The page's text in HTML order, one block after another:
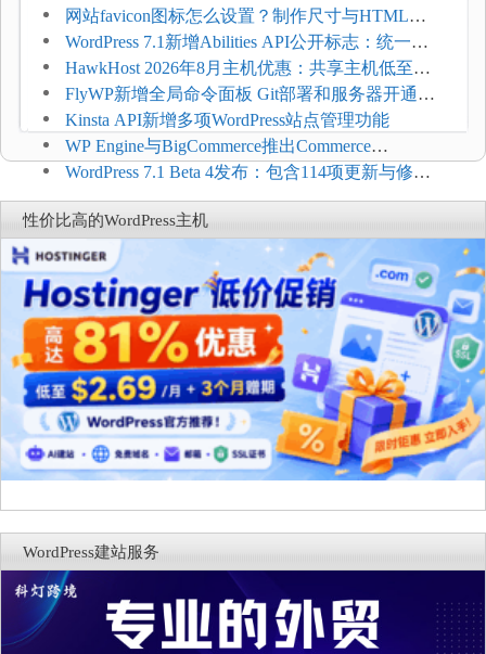
压和订单延迟
网站favicon图标怎么设置？制作尺寸与HTML添
加方法
WordPress 7.1新增Abilities API公开标志：统一支
持REST API、MCP与AI代理
HawkHost 2026年8月主机优惠：共享主机低至
$2.61/月，高性能主机同步折扣
FlyWP新增全局命令面板 Git部署和服务器开通更
方便
Kinsta API新增多项WordPress站点管理功能
WP Engine与BigCommerce推出Commerce
Connect：WordPress商店可保留前台体验并扩展电
商能力
WordPress 7.1 Beta 4发布：包含114项更新与修
复，仅建议在测试环境体验
性价比高的WordPress主机
WordPress建站服务